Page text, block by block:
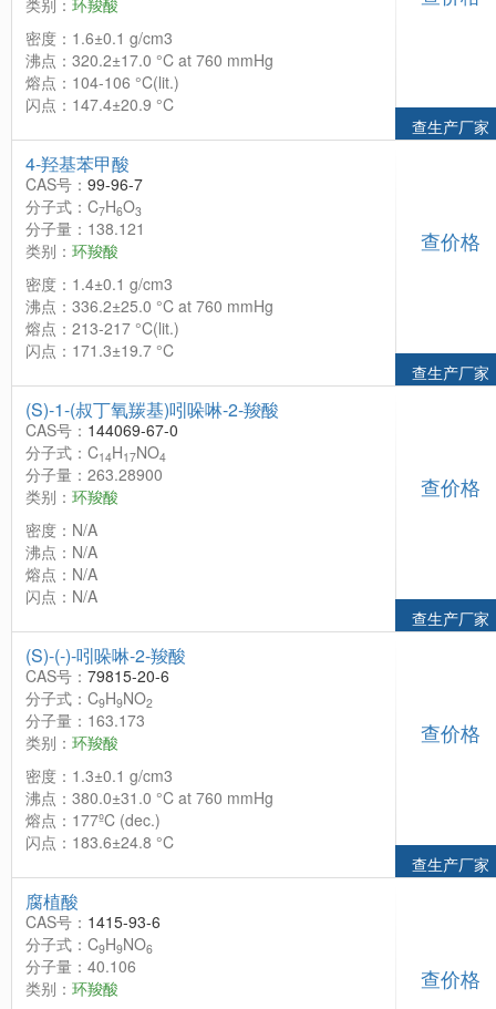
类别： 环羧酸
密度：1.6±0.1 g/cm3
沸点：320.2±17.0 °C at 760 mmHg
熔点：104-106 °C(lit.)
闪点：147.4±20.9 °C
查生产厂家
4-羟基苯甲酸
CAS号： 99-96-7
分子式：C7H6O3
分子量：138.121
类别： 环羧酸
密度：1.4±0.1 g/cm3
沸点：336.2±25.0 °C at 760 mmHg
熔点：213-217 °C(lit.)
闪点：171.3±19.7 °C
查价格
查生产厂家
(S)-1-(叔丁氧羰基)吲哚啉-2-羧酸
CAS号： 144069-67-0
分子式：C14H17NO4
分子量：263.28900
类别： 环羧酸
密度：N/A
沸点：N/A
熔点：N/A
闪点：N/A
查价格
查生产厂家
(S)-(-)-吲哚啉-2-羧酸
CAS号： 79815-20-6
分子式：C9H9NO2
分子量：163.173
类别： 环羧酸
密度：1.3±0.1 g/cm3
沸点：380.0±31.0 °C at 760 mmHg
熔点：177ºC (dec.)
闪点：183.6±24.8 °C
查价格
查生产厂家
腐植酸
CAS号： 1415-93-6
分子式：C9H9NO6
分子量：40.106
类别： 环羧酸
查价格